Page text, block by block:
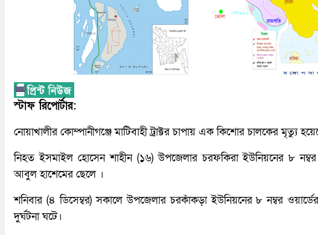
স্টাফ রিপোর্টার:
নোয়াখালীর কোম্পানীগঞ্জে মাটিবাহী ট্রাক্টর চাপায় এক কিশোর চালকের মৃত্যু
নিহত ইসমাইল হোসেন শাহীন (১৬) উপজেলার চরফকিরা ইউনিয়নের ৮ নম্বর
আবুল হাশেমের ছেলে ।
শনিবার (৪ ডিসেম্বর) সকালে উপজেলার চরকাঁকড়া ইউনিয়নের ৮ নম্বর
দুর্ঘটনা ঘটে।